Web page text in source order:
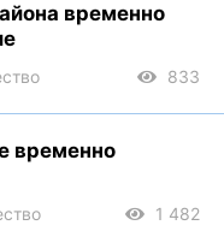
временно
833
временно
1 482